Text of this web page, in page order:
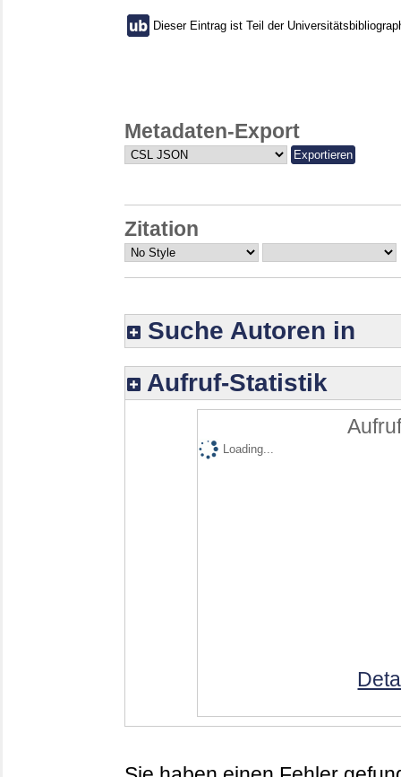
Dieser Eintrag ist Teil der
Metadaten-Export
Zitation
Suche Autoren in
Aufruf-Statistik
Loading...